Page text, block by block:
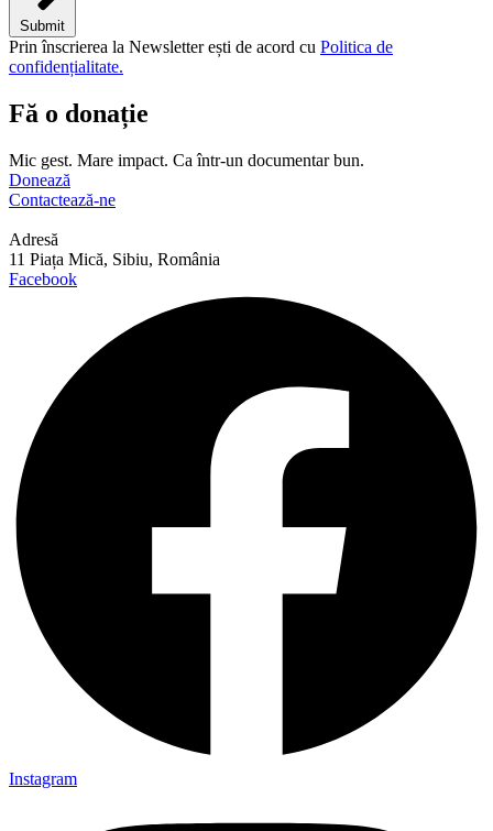
Submit
Prin înscrierea la Newsletter ești de acord cu Politica de
confidențialitate.
Fă o donație
Mic gest. Mare impact. Ca într-un documentar bun.
Donează
Contactează-ne
Adresă
11 Piața Mică, Sibiu, România
Facebook
Instagram